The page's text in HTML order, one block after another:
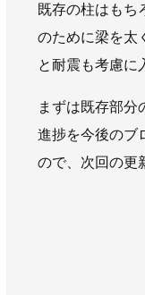
採用情報
新卒・第二新卒採
お問い合わ
既存の柱はもち
のために梁を太
と耐震も考慮に
まずは既存部分
進捗を今後のブ
ので、次回の更